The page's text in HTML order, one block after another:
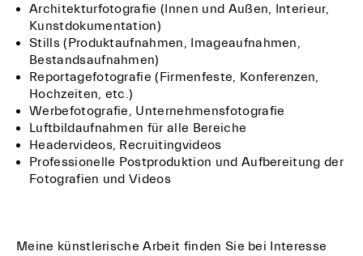
Architekturfotografie (Innen und Außen, Interieur,
Kunstdokumentation)
Stills (Produktaufnahmen, Imageaufnahmen,
Bestandsaufnahmen)
Reportagefotografie (Firmenfeste, Konferenzen,
Hochzeiten, etc.)
Werbefotografie, Unternehmensfotografie
Luftbildaufnahmen für alle Bereiche
Headervideos, Recruitingvideos
Professionelle Postproduktion und Aufbereitung der
Fotografien und Videos
Meine künstlerische Arbeit finden Sie bei Interesse